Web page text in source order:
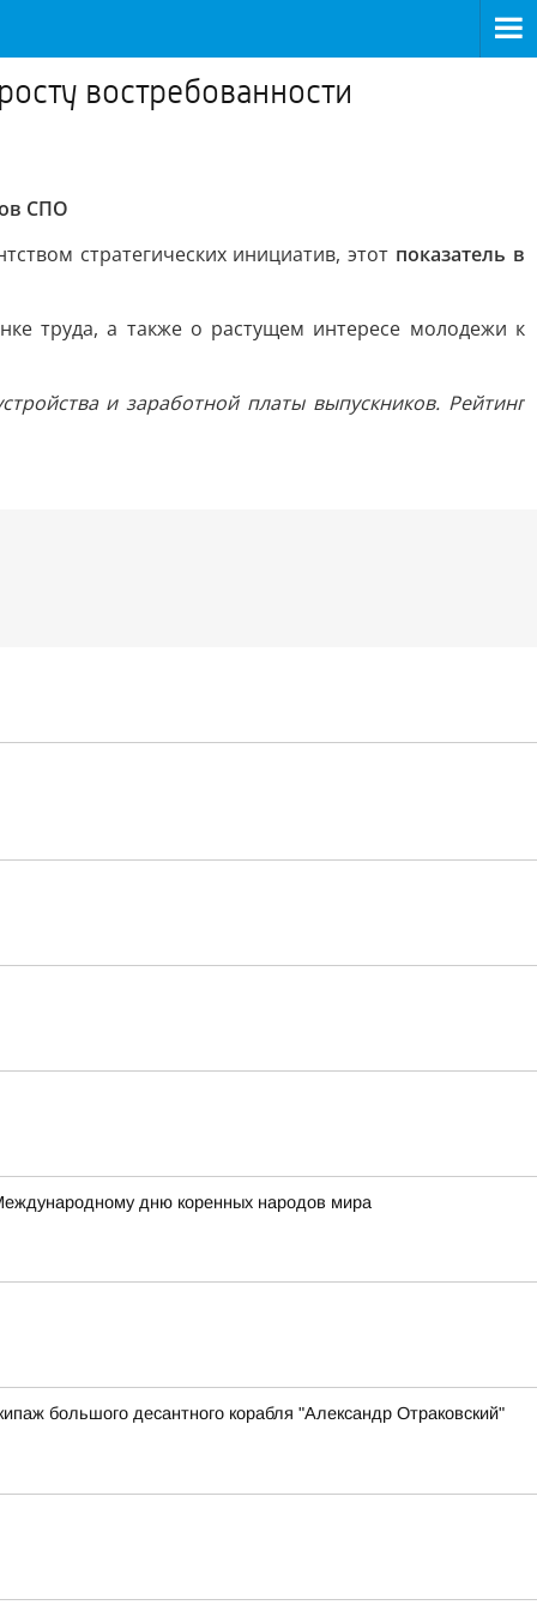
востребованности
СПО
стратегических инициатив, этот показатель в
труда, а также о растущем интересе молодежи к
и заработной платы выпускников. Рейтинг
дню коренных народов мира
большого десантного корабля "Александр Отраковский"